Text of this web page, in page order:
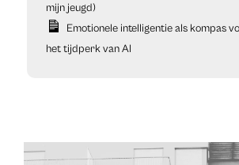
mijn jeugd)
Emotionele intelligentie als kompas
het tijdperk van AI